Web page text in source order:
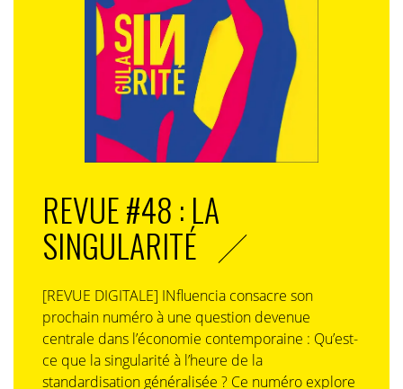
REVUE #48 : LA
SINGULARITÉ
[REVUE DIGITALE] INfluencia consacre son
prochain numéro à une question devenue
centrale dans l’économie contemporaine : Qu’est-
ce que la singularité à l’heure de la
standardisation généralisée ? Ce numéro explore